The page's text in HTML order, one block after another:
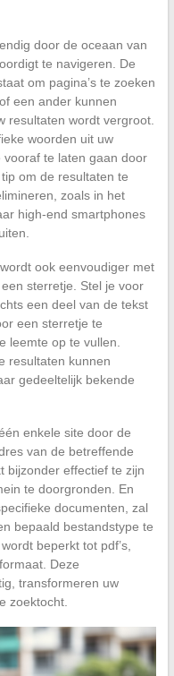
door de oceaan van
te navigeren. De
om pagina’s te zoeken
een ander kunnen
resultaten wordt vergroot.
woorden uit uw
te laten gaan door
om de resultaten te
zoals in het
high-end smartphones
ook eenvoudiger met
sterretje. Stel je voor
een deel van de tekst
een sterretje te
leemte op te vullen.
resultaten kunnen
gedeeltelijk bekende
enkele site door de
van de betreffende
bijzonder effectief te zijn
te doorgronden. En
documenten, zal
bepaald bestandstype te
beperkt tot pdf’s,
Deze
transformeren uw
zoektocht.